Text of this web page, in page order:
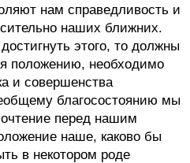
нам справедливость и
наших ближних.
этого, то должны
положению, необходимо
и совершенства
благосостоянию мы
перед нашим
наше, каково бы
в некотором роде